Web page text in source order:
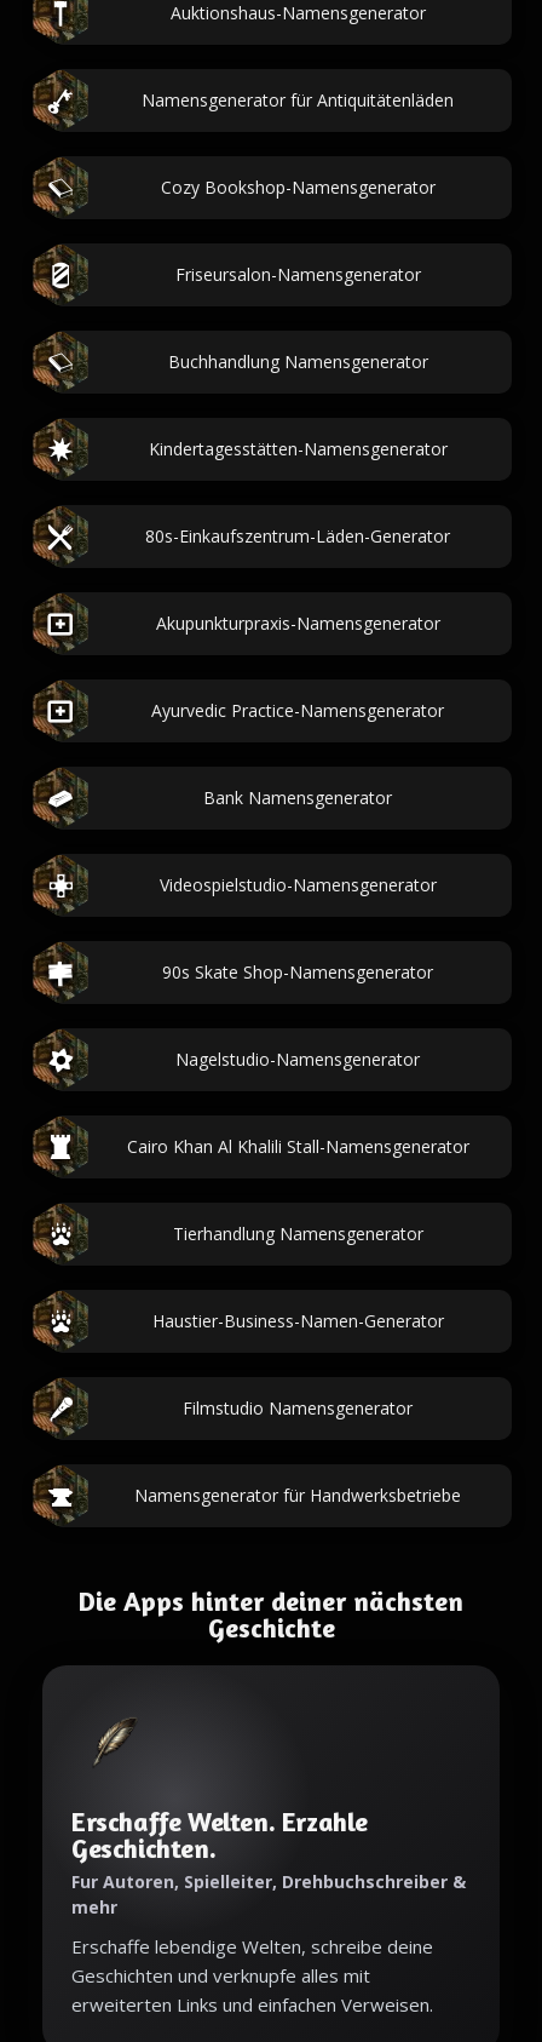
Auktionshaus-Namensgenerator
Namensgenerator für Antiquitätenläden
Cozy Bookshop-Namensgenerator
Friseursalon-Namensgenerator
Buchhandlung Namensgenerator
Kindertagesstätten-Namensgenerator
80s-Einkaufszentrum-Läden-Generator
Akupunkturpraxis-Namensgenerator
Ayurvedic Practice-Namensgenerator
Bank Namensgenerator
Videospielstudio-Namensgenerator
90s Skate Shop-Namensgenerator
Nagelstudio-Namensgenerator
Cairo Khan Al Khalili Stall-Namensgenerator
Tierhandlung Namensgenerator
Haustier-Business-Namen-Generator
Filmstudio Namensgenerator
Namensgenerator für Handwerksbetriebe
Die Apps hinter deiner nächsten
Geschichte
Erschaffe Welten. Erzahle
Geschichten.
Fur Autoren, Spielleiter, Drehbuchschreiber &
mehr
Erschaffe lebendige Welten, schreibe deine
Geschichten und verknupfe alles mit
erweiterten Links und einfachen Verweisen.